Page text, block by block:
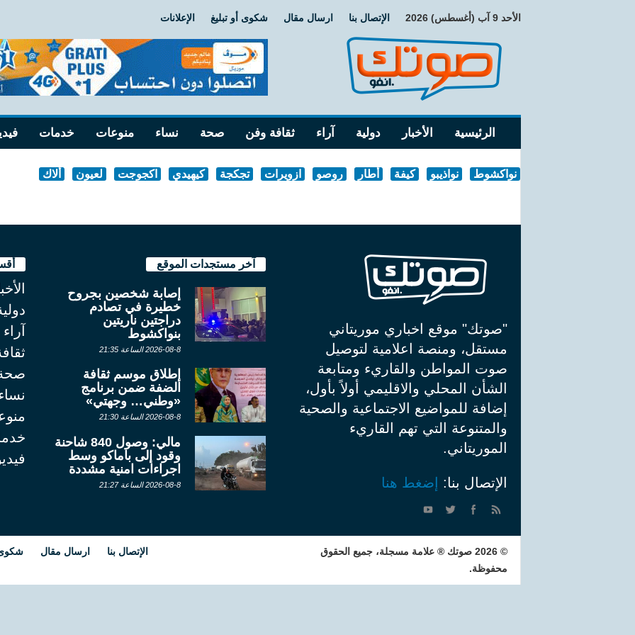
الأحد 9 آب (أغسطس) 2026 الإتصال بنا ارسال مقال شكوى أو تبليغ الإعلانات
الرئيسية الأخبار دولية آراء ثقافة وفن صحة نساء منوعات خدمات
نواكشوط نواذيبو كيفة أطار روصو ازويرات تجكجة كيهيدي اكجوجت لعيون ألاك
"صوتك" موقع اخباري موريتاني
مستقل، ومنصة اعلامية لتوصيل
صوت المواطن والقاريء ومتابعة
الشأن المحلي والاقليمي أولاً بأول،
إضافة للمواضيع الاجتماعية والصحية
والمتنوعة التي تهم القاريء
الموريتاني.
الإتصال بنا: إضغط هنا
آخر مستجدات الموقع
إصابة شخصين بجروح
خطيرة في تصادم
دراجتين ناريتين
بنواكشوط
2026-08-8 الساعة 21:35
إطلاق موسم ثقافة
الضفة ضمن برنامج
«وطني… وجهتي»
2026-08-8 الساعة 21:30
مالي: وصول 840 شاحنة
وقود إلى باماكو وسط
اجراءات امنية مشددة
2026-08-8 الساعة 21:27
آراء
© 2026 صوتك ® علامة مسجلة، جميع الحقوق
محفوظة.
الإتصال بنا ارسال مقال شكوى